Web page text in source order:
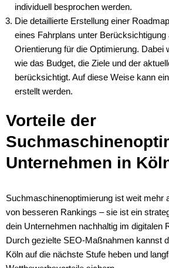
individuell besprochen werden.
Die detaillierte Erstellung einer
eines Fahrplans unter Berücksichtigung
Orientierung für die Optimierung. Dabei
wie das Budget, die Ziele und der
berücksichtigt. Auf diese Weise kann
erstellt werden.
Vorteile der
Unternehmen in
Suchmaschinenoptimierung ist weit mehr
von besseren Rankings – sie ist ein
dein Unternehmen nachhaltig im digitalen
Durch gezielte SEO-Maßnahmen kannst
Köln auf die nächste Stufe heben und